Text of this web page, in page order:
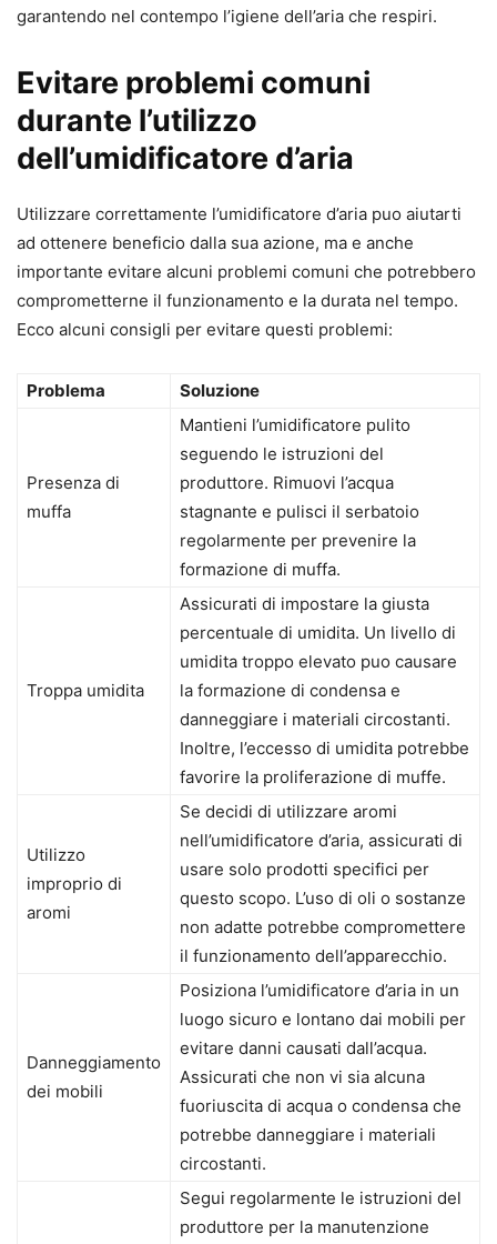
garantendo nel contempo l’igiene dell’aria che respiri.
Evitare problemi comuni
durante l’utilizzo
dell’umidificatore d’aria
Utilizzare correttamente l’umidificatore d’aria puo aiutarti
ad ottenere beneficio dalla sua azione, ma e anche
importante evitare alcuni problemi comuni che potrebbero
comprometterne il funzionamento e la durata nel tempo.
Ecco alcuni consigli per evitare questi problemi:
Problema Soluzione
Presenza di
muffa
Mantieni l’umidificatore pulito
seguendo le istruzioni del
produttore. Rimuovi l’acqua
stagnante e pulisci il serbatoio
regolarmente per prevenire la
formazione di muffa.
Troppa umidita
Assicurati di impostare la giusta
percentuale di umidita. Un livello di
umidita troppo elevato puo causare
la formazione di condensa e
danneggiare i materiali circostanti.
Inoltre, l’eccesso di umidita potrebbe
favorire la proliferazione di muffe.
Utilizzo
improprio di
aromi
Se decidi di utilizzare aromi
nell’umidificatore d’aria, assicurati di
usare solo prodotti specifici per
questo scopo. L’uso di oli o sostanze
non adatte potrebbe compromettere
il funzionamento dell’apparecchio.
Danneggiamento
dei mobili
Posiziona l’umidificatore d’aria in un
luogo sicuro e lontano dai mobili per
evitare danni causati dall’acqua.
Assicurati che non vi sia alcuna
fuoriuscita di acqua o condensa che
potrebbe danneggiare i materiali
circostanti.
Segui regolarmente le istruzioni del
produttore per la manutenzione